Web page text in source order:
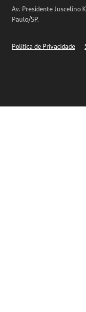
Telefones
Av. Presidente Juscelino
Paulo/SP.
Política de Privacidade